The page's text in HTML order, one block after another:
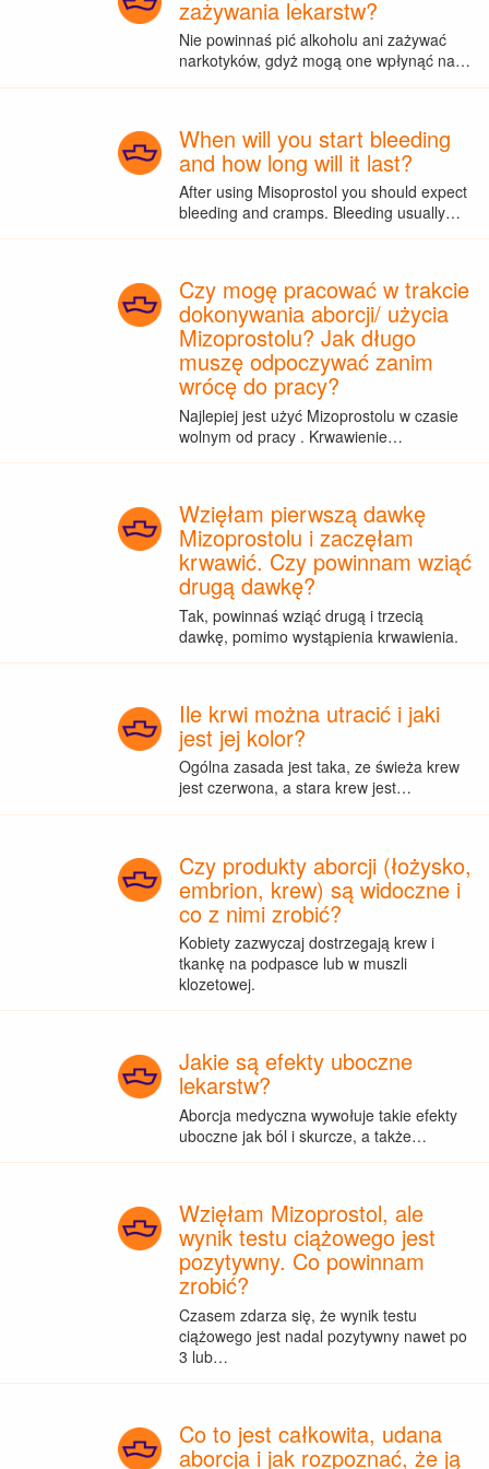
zażywania lekarstw?
Nie powinnaś pić alkoholu ani zażywać
narkotyków, gdyż mogą one wpłynąć na…
When will you start bleeding
and how long will it last?
After using Misoprostol you should expect
bleeding and cramps. Bleeding usually…
Czy mogę pracować w trakcie
dokonywania aborcji/ użycia
Mizoprostolu? Jak długo
muszę odpoczywać zanim
wrócę do pracy?
Najlepiej jest użyć Mizoprostolu w czasie
wolnym od pracy . Krwawienie…
Wzięłam pierwszą dawkę
Mizoprostolu i zaczęłam
krwawić. Czy powinnam wziąć
drugą dawkę?
Tak, powinnaś wziąć drugą i trzecią
dawkę, pomimo wystąpienia krwawienia.
Ile krwi można utracić i jaki
jest jej kolor?
Ogólna zasada jest taka, ze świeża krew
jest czerwona, a stara krew jest…
Czy produkty aborcji (łożysko,
embrion, krew) są widoczne i
co z nimi zrobić?
Kobiety zazwyczaj dostrzegają krew i
tkankę na podpasce lub w muszli
klozetowej.
Jakie są efekty uboczne
lekarstw?
Aborcja medyczna wywołuje takie efekty
uboczne jak ból i skurcze, a także…
Wzięłam Mizoprostol, ale
wynik testu ciążowego jest
pozytywny. Co powinnam
zrobić?
Czasem zdarza się, że wynik testu
ciążowego jest nadal pozytywny nawet po
3 lub…
Co to jest całkowita, udana
aborcja i jak rozpoznać, że ją